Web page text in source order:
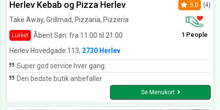
Herlev Kebab og Pizza Herlev
Take Away, Grillmad, Pizzaria, Pizzeria
Lukket Åbent Søn. fra 11:00 til 21:00
5.0 (4)
1 People
Herlev Hovedgade 113, 2730 Herlev
Super god service hver gang.
Den bedste butik anbefaller
Se Menukort